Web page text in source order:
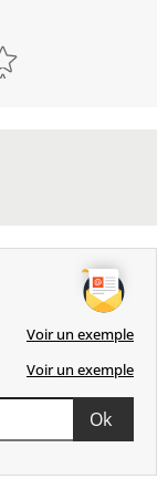
Voir un exemple
Voir un exemple